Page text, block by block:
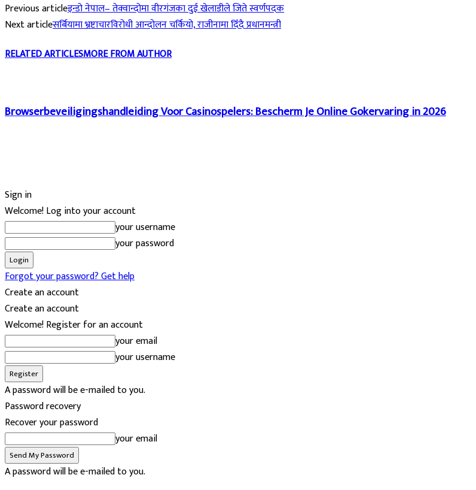
Previous articleइन्डो नेपाल– तेक्वान्दोमा वीरगंजका दुई खेलाडीले जिते स्वर्णपदक
Next articleसर्बियामा भ्रष्टाचारविरोधी आन्दोलन चर्कियो, राजीनामा दिँदै प्रधानमन्त्री
RELATED ARTICLESMORE FROM AUTHOR
Browserbeveiligingshandleiding Voor Casinospelers: Bescherm Je Online Gokervaring in 2026
Sign in
Welcome! Log into your account
your username
your password
Forgot your password? Get help
Create an account
Create an account
Welcome! Register for an account
your email
your username
A password will be e-mailed to you.
Password recovery
Recover your password
your email
A password will be e-mailed to you.